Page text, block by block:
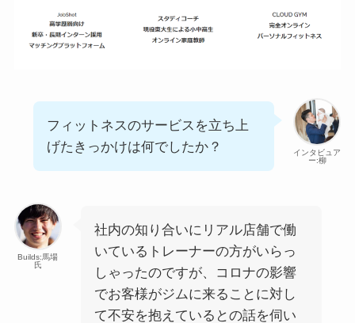
インタビュア
ー:柳
フィットネスのサービスを立ち上
げたきっかけは何でしたか？
Builds:馬場
氏
社内の知り合いにリアル店舗で働
いているトレーナーの方がいらっ
しゃったのですが、コロナの影響
でお客様がジムに来ることに対し
て不安を抱えているとの話を伺い